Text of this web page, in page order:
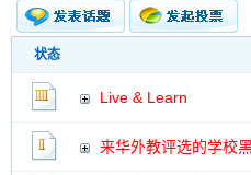
新的主题
交易帖
状态
Live & Learn
来华外教评选的学校